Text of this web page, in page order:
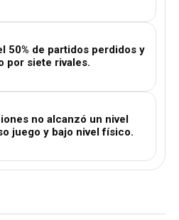
50% de partidos perdidos y
por siete rivales.
no alcanzó un nivel
juego y bajo nivel físico.